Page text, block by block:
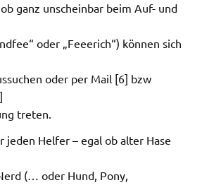
ganz unscheinbar beim Auf- und
oder „Feeerich“) können sich
oder per Mail [6] bzw
treten.
jeden Helfer – egal ob alter Hase
(… oder Hund, Pony,